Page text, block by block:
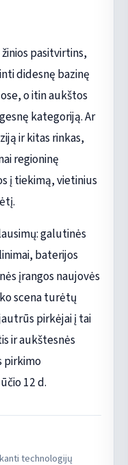
pasitvirtins,
didesnę bazinę
o itin aukštos
kategoriją. Ar
ir kitas rinkas,
regioninę
į tiekimą, vietinius
galutinės
baterijos
įrangos naujovės
scena turėtų
pirkėjai į tai
ir aukštesnės
pirkimo
12 d.
technologijų